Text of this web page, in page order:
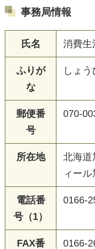
事務局情報
氏名 消費生
ふりが
な
しょ
郵便番
号
070-
所在地
北海
ィー
電話番
号（1）
0166-
FAX番
0166-